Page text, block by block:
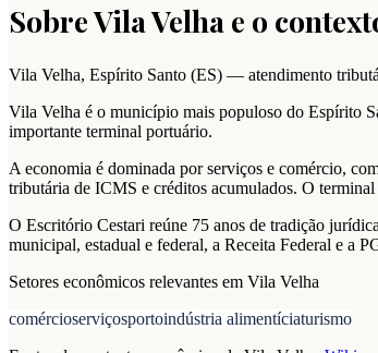
SobreVila Velhae o
Vila Velha, Espírito Santo (ES) — atendimento
Vila Velha é o município mais populoso do Espírito
importante terminal portuário.
A economia é dominada por serviços e comércio,
tributária de ICMS e créditos acumulados. O
O Escritório Cestari reúne 75 anos de tradição
municipal, estadual e federal, a Receita Federal e a
Setores econômicos relevantes em Vila Velha
comércioserviçosportoindústria alimentíciaturismo